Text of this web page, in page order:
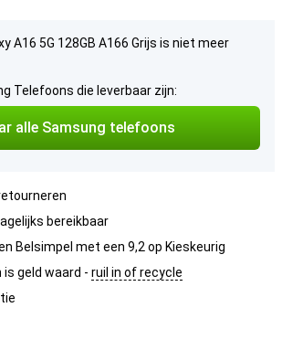
A16 5G 128GB A166 Grijs is niet meer
Telefoons die leverbaar zijn:
alle Samsung telefoons
bereikbaar
Belsimpel met een 9,2 op Kieskeurig
geld waard - ruil in of recycle